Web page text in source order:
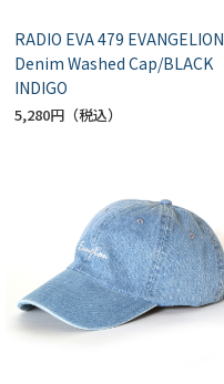
RADIO EVA 479 EVANGELION
Denim Washed Cap/BLACK
INDIGO
5,280円